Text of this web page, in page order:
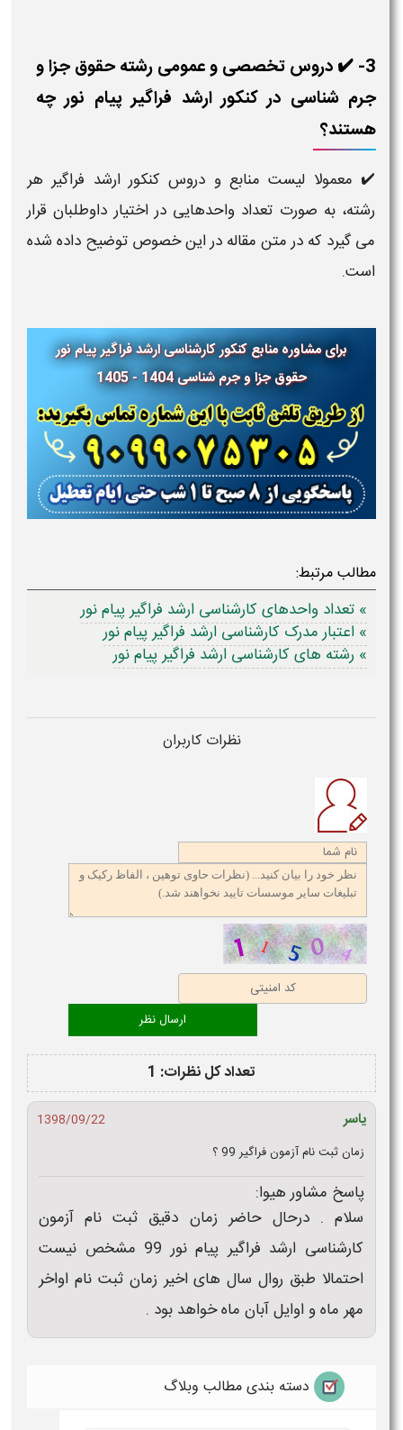
3- ✔️ دروس تخصصی و عمومی رشته حقوق جزا و
جرم شناسی در کنکور ارشد فراگیر پیام نور چه
هستند؟
✔️ معمولا لیست منابع و دروس کنکور ارشد فراگیر هر
رشته، به صورت تعداد واحدهایی در اختیار داوطلبان قرار
می گیرد که در متن مقاله در این خصوص توضیح داده شده
است.
برای مشاوره منابع کنکور کارشناسی ارشد فراگیر پیام نور
حقوق جزا و جرم شناسی 1404 - 1405
مطالب مرتبط:
» تعداد واحدهای کارشناسی ارشد فراگیر پیام نور
» اعتبار مدرک کارشناسی ارشد فراگیر پیام نور
» رشته های کارشناسی ارشد فراگیر پیام نور
نظرات کاربران
تعداد کل نظرات: 1
یاسر
1398/09/22
زمان ثبت نام آزمون فراگیر 99 ؟
پاسخ مشاور هیوا:
سلام . درحال حاضر زمان دقیق ثبت نام آزمون
کارشناسی ارشد فراگیر پیام نور 99 مشخص نیست
احتمالا طبق روال سال های اخیر زمان ثبت نام اواخر
مهر ماه و اوایل آبان ماه خواهد بود .
دسته بندی مطالب وبلاگ